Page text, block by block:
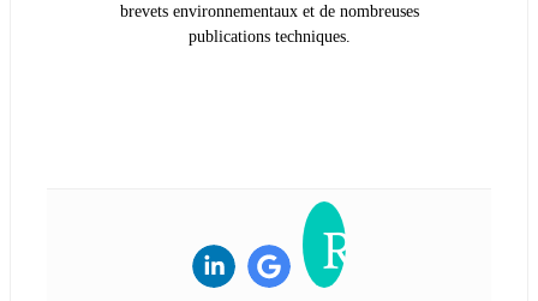
brevets environnementaux et de nombreuses
publications techniques.